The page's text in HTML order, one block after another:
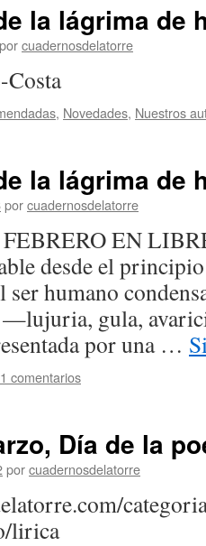
la lágrima de
porcuadernosdelatorre
Costa
, Novedades, Nuestros
la lágrima de
porcuadernosdelatorre
EN
desde el
humano
—lujuria, gula,
por una …
comentarios
Día de la
porcuadernosdelatorre
lirica